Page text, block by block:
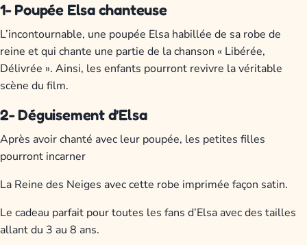
1- Poupée Elsa chanteuse
L’incontournable, une poupée Elsa habillée de sa robe de
reine et qui chante une partie de la chanson « Libérée,
Délivrée ». Ainsi, les enfants pourront revivre la véritable
scène du film.
2- Déguisement d’Elsa
Après avoir chanté avec leur poupée, les petites filles
pourront incarner
La Reine des Neiges avec cette robe imprimée façon satin.
Le cadeau parfait pour toutes les fans d’Elsa avec des tailles
allant du 3 au 8 ans.